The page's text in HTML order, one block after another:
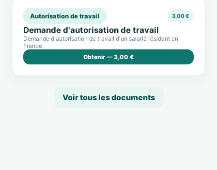
Autorisation de travail 3,00 €
Demande d'autorisation de travail
Demande d'autorisation de travail d'un salarié résidant en
France.
Obtenir — 3,00 €
Voir tous les documents